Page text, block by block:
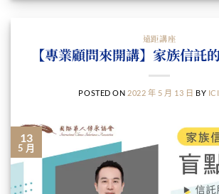
遠距講座
【專業顧問來開講】家族信託
POSTED ON 2022 年 5 月 13 日 BY
13
5 月